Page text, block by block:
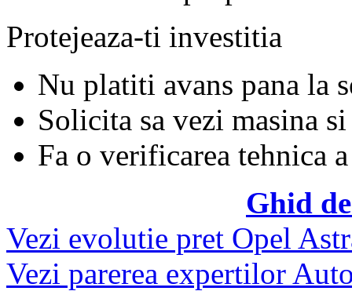
Protejeaza-ti investitia
Nu platiti avans pana la
Solicita sa vezi masina si
Fa o verificarea tehnica
Ghid
Vezi evolutie pret Opel
Vezi parerea expertilor